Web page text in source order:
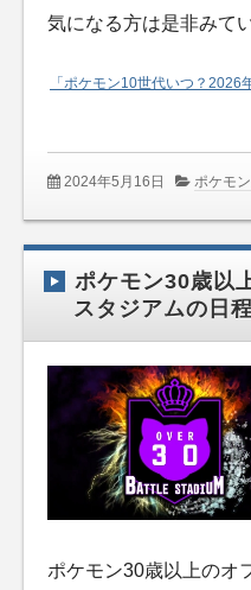
気になる方は是非みて
「ポケモン10世代いつ？2026
2024年5月16日 ポケモ
ポケモン30歳以
スタジアムの日
ポケモン30歳以上のオ